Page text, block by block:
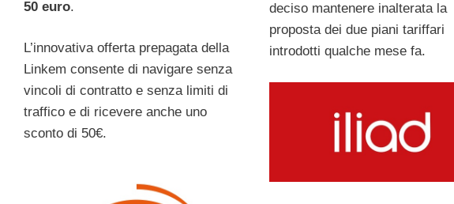
50 euro.
L’innovativa offerta prepagata della
Linkem consente di navigare senza
vincoli di contratto e senza limiti di
traffico e di ricevere anche uno
sconto di 50€.
deciso mantenere inalterata la
proposta dei due piani tariffari
introdotti qualche mese fa.